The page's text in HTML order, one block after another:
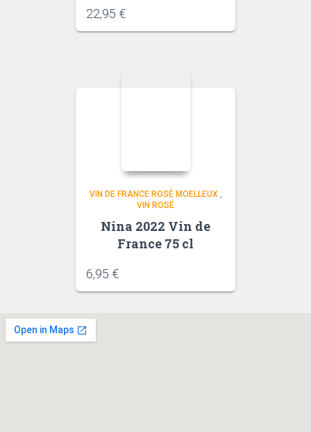
22,95 €
VIN DE FRANCE ROSÉ MOELLEUX,
VIN ROSÉ
Nina 2022 Vin de
France 75 cl
6,95 €